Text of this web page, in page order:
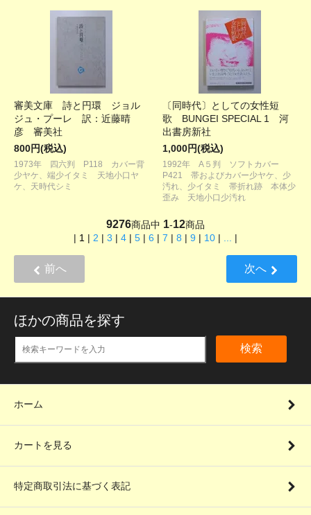
審美文庫 詩と円環 ジョル
ジュ・プーレ 訳：近藤晴
彦 審美社
800円(税込)
1973年 四六判 P118 カバー背
少ヤケ、端少イタミ 天地小口ヤ
ケ、天時代シミ
〔同時代〕としての女性短
歌 BUNGEI SPECIAL 1 河
出書房新社
1,000円(税込)
1992年 A５判 ソフトカバー
P421 帯およびカバー少ヤケ、少
汚れ、少イタミ 帯折れ跡 本体少
歪み 天地小口少汚れ
9276商品中 1-12商品
| 1 | 2 | 3 | 4 | 5 | 6 | 7 | 8 | 9 | 10 | ... |
前へ 次へ
ほかの商品を探す
検索
ホーム
カートを見る
特定商取引法に基づく表記